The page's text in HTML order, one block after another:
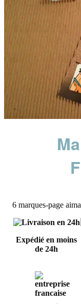
6 marques-page
Expédié en moins
de 24h